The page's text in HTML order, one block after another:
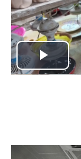
P
y